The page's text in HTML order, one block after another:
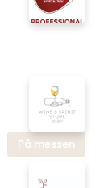
På messen